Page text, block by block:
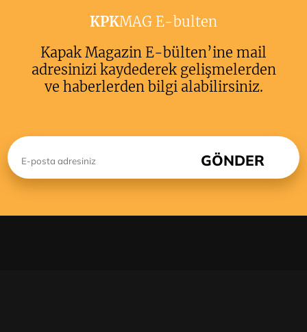
KPKMAG E-bulten
Kapak Magazin E-bülten’ine mail
adresinizi kaydederek gelişmelerden
ve haberlerden bilgi alabilirsiniz.